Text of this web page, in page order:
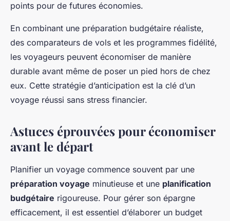
points pour de futures économies.
En combinant une préparation budgétaire réaliste,
des comparateurs de vols et les programmes fidélité,
les voyageurs peuvent économiser de manière
durable avant même de poser un pied hors de chez
eux. Cette stratégie d’anticipation est la clé d’un
voyage réussi sans stress financier.
Astuces éprouvées pour économiser
avant le départ
Planifier un voyage commence souvent par une
préparation voyage minutieuse et une planification
budgétaire rigoureuse. Pour gérer son épargne
efficacement, il est essentiel d’élaborer un budget